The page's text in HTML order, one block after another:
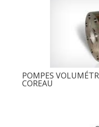
POMPES
COREAU